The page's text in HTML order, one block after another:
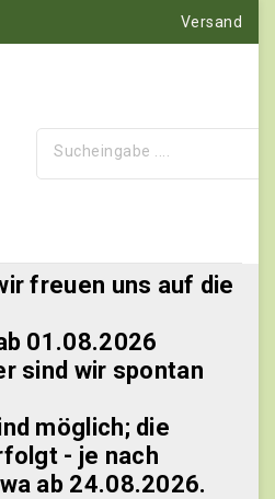
Versand
freuen uns auf die
01.08.2026
sind wir spontan
möglich; die
- je nach
ab 24.08.2026.